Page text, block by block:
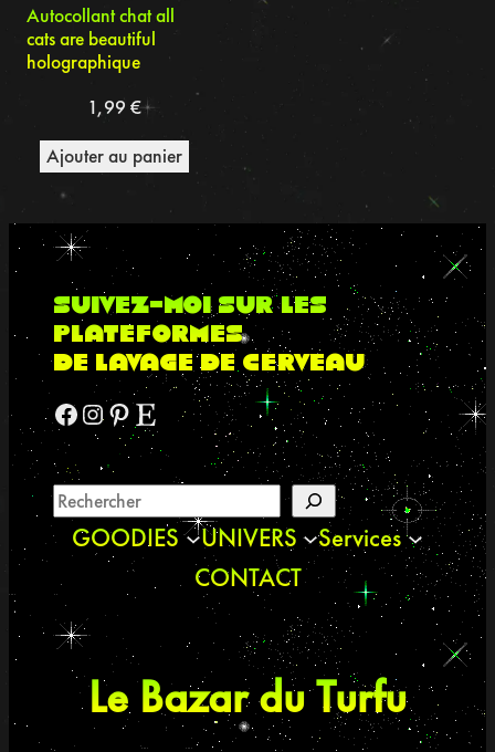
Autocollant chat all
cats are beautiful
holographique
1,99€
Ajouter au panier
suivez-moi sur les
plateformes
de lavage de cerveau
Facebook Instagram Pinterest Etsy
GOODIES UNIVERS
Services
CONTACT
Le Bazar du Turfu